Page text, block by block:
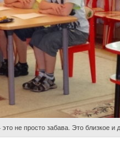
не просто забава. Это близкое и